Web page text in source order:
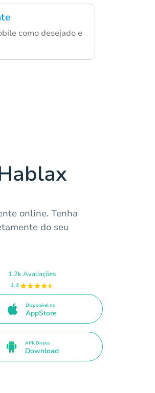
como desejado e
online. Tenha
do seu
1.2k Avaliações
4.4
Disponível na
AppStore
APK Direto
Download